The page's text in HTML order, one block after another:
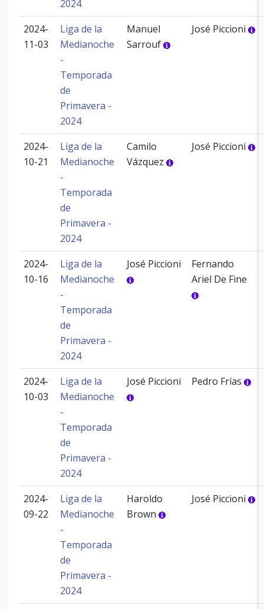
2024
2024-
11-03
Liga de la
Medianoche
-
Temporada
de
Primavera -
2024
Manuel
Sarrouf
José Piccioni
2024-
10-21
Liga de la
Medianoche
-
Temporada
de
Primavera -
2024
Camilo
Vázquez
José Piccioni
2024-
10-16
Liga de la
Medianoche
-
Temporada
de
Primavera -
2024
José Piccioni
Fernando
Ariel De Fine
2024-
10-03
Liga de la
Medianoche
-
Temporada
de
Primavera -
2024
José Piccioni Pedro Frías
2024-
09-22
Liga de la
Medianoche
-
Temporada
de
Primavera -
2024
Haroldo
Brown
José Piccioni